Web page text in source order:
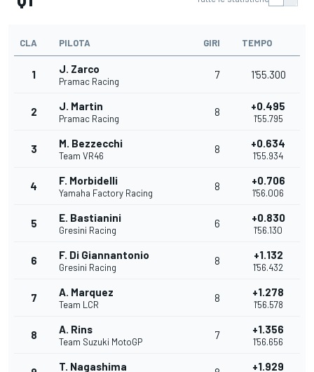
CLA PILOTA GIRI TEMPO
1 J. Zarco
Pramac Racing
7 1'55.300
2 J. Martin
Pramac Racing
8 +0.495
1'55.795
3 M. Bezzecchi
Team VR46
8 +0.634
1'55.934
4 F. Morbidelli
Yamaha Factory Racing
8 +0.706
1'56.006
5 E. Bastianini
Gresini Racing
6 +0.830
1'56.130
6 F. Di Giannantonio
Gresini Racing
8 +1.132
1'56.432
7 A. Marquez
Team LCR
8 +1.278
1'56.578
8 A. Rins
Team Suzuki MotoGP
7 +1.356
1'56.656
T. Nagashima +1.929